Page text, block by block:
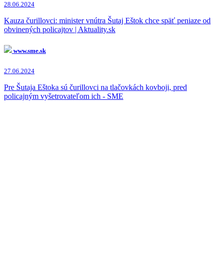
28.06.2024
Kauza čurillovci: minister vnútra Šutaj Eštok chce späť peniaze od
obvinených policajtov | Aktuality.sk
www.sme.sk
27.06.2024
Pre Šutaja Eštoka sú čurillovci na tlačovkách kovboji, pred
policajným vyšetrovateľom ich - SME